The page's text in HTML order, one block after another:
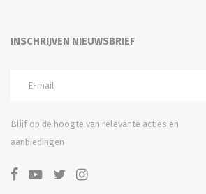
INSCHRIJVEN NIEUWSBRIEF
Blijf op de hoogte van relevante acties en
aanbiedingen